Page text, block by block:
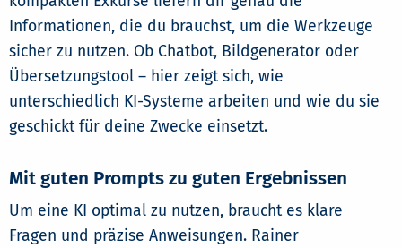
Informationen, die du brauchst, um die Werkzeuge
sicher zu nutzen. Ob Chatbot, Bildgenerator oder
Übersetzungstool – hier zeigt sich, wie
unterschiedlich KI-Systeme arbeiten und wie du sie
geschickt für deine Zwecke einsetzt.
Mit guten Prompts zu guten Ergebnissen
Um eine KI optimal zu nutzen, braucht es klare
Fragen und präzise Anweisungen. Rainer